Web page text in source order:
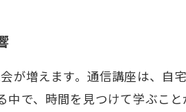
が増えます。通信講座は、自
で、時間を見つけて学ぶこ